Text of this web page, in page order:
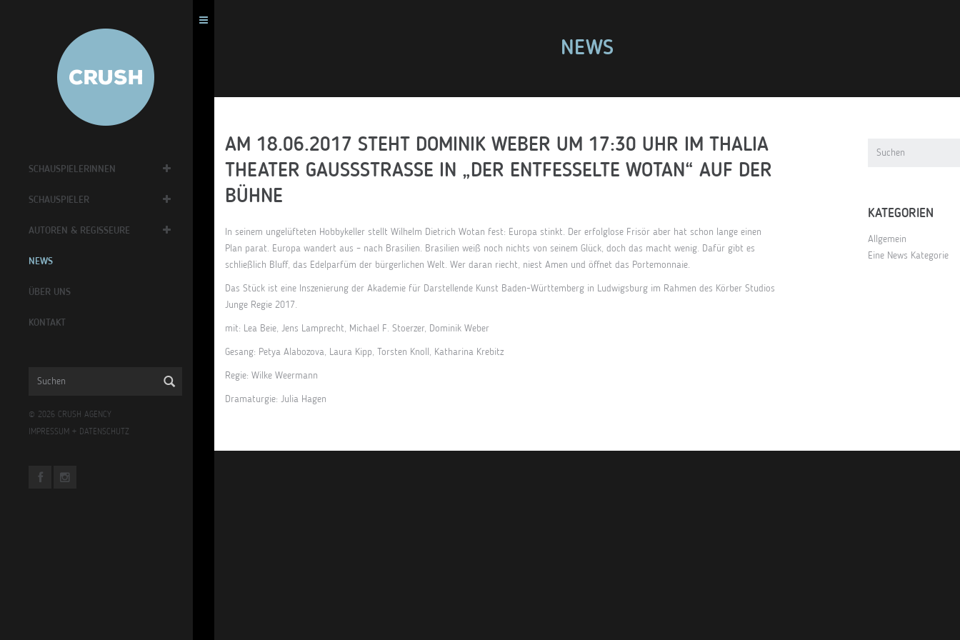
SCHAUSPIELERINNEN
SCHAUSPIELER
AUTOREN & REGISSEURE
NEWS
ÜBER UNS
KONTAKT
© 2026 CRUSH AGENCY
IMPRESSUM + DATENSCHUTZ
NEWS
AM 18.06.2017 STEHT DOMINIK WEBER UM 17:30 UHR IM THALIA
THEATER GAUSSSTRASSE IN „DER ENTFESSELTE WOTAN“ AUF DER BÜ
HNE
In seinem ungelüfteten Hobbykeller stellt Wilhelm Dietrich Wotan fest: Europa stinkt. Der erfolglose Frisör aber hat schon lange einen
Plan parat. Europa wandert aus – nach Brasilien. Brasilien weiß noch nichts von seinem Glück, doch das macht wenig. Dafür gibt es
schließlich Bluff, das Edelparfüm der bürgerlichen Welt. Wer daran riecht, niest Amen und öffnet das Portemonnaie.
Das Stück ist eine Inszenierung der Akademie für Darstellende Kunst Baden-Württemberg in Ludwigsburg im Rahmen des Körber Studios
Junge Regie 2017.
mit: Lea Beie, Jens Lamprecht, Michael F. Stoerzer, Dominik Weber
Gesang: Petya Alabozova, Laura Kipp, Torsten Knoll, Katharina Krebitz
Regie: Wilke Weermann
Dramaturgie: Julia Hagen
KATEGORIEN
Allgemein
Eine News Kategorie